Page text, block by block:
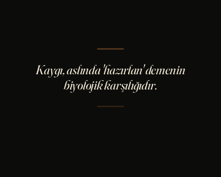
Kaygı, aslında 'hazırlan' demenin
biyolojik karşılığıdır.